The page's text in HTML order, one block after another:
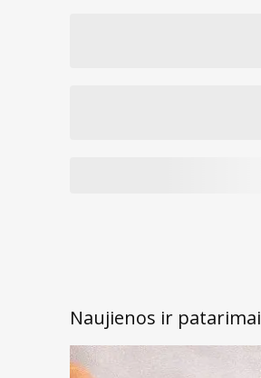
Naujienos ir patarimai